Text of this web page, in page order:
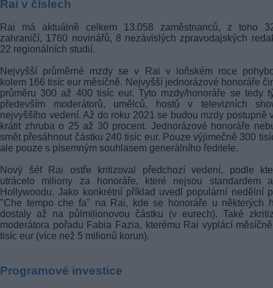
Rai v číslech
Rai má aktuálně celkem 13.058 zaměstnanců, z toho
zahraničí, 1760 novinářů, 8 nezávislých zpravodajských
22 regionálních studií.
Nejvyšší průměrné mzdy se v Rai v loňském roce
kolem 166 tisíc eur měsíčně. Nejvyšší jednorázové honoráře
průměru 300 až 400 tisíc eur. Tyto mzdy/honoráře se tedy
především moderátorů, umělců, hostů v televizních
nejvyššího vedení. Až do roku 2021 se budou mzdy postupně
krátit zhruba o 25 až 30 procent. Jednorázové honoráře
smět přesáhnout částku 240 tisíc eur. Pouze výjimečně 300
ale pouze s písemným souhlasem generálního ředitele.
Nový šéf Rai ostře kritizoval předchozí vedení, podle
utrácelo miliony za honoráře, které nejsou standardem
Hollywoodu. Jako konkrétní příklad uvedl populární nedělní
"Che tempo che fa" na Rai, kde se honoráře u některých
dostaly až na půlmilionovou částku (v eurech). Také
moderátora pořadu Fabia Fazia, kterému Rai vyplácí
tisíc eur (více než 5 milionů korun).
Programové investice